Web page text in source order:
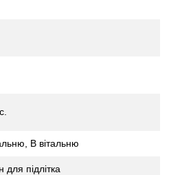
В вітальню
для підлітка